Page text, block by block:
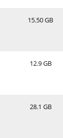
15.50 GB
12.9 GB
28.1 GB